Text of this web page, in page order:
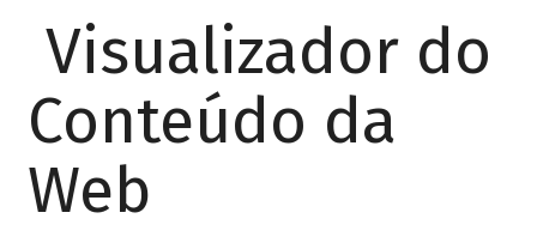
Visualizador do
Conteúdo da
Web